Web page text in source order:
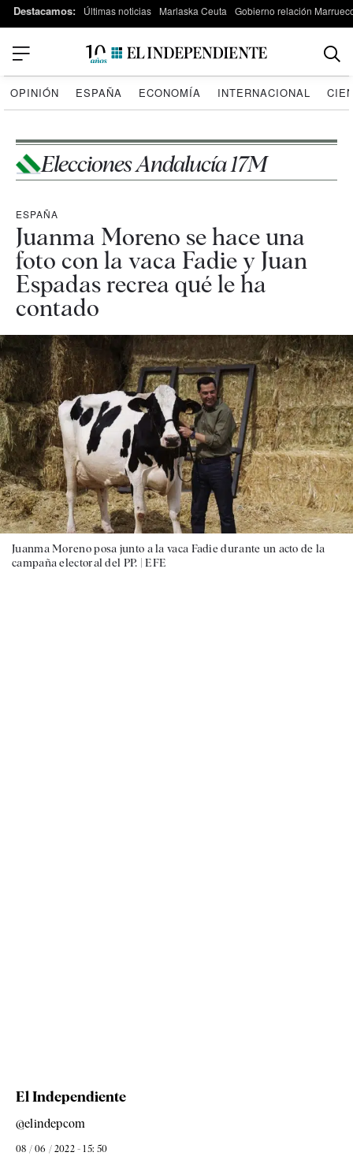
Destacamos: Últimas noticias Marlaska Ceuta Gobierno relación
OPINIÓN ESPAÑA ECONOMÍA INTERNACIONAL
Elecciones Andalucía 17M
ESPAÑA
Juanma Moreno se hace una
foto con la vaca Fadie y Juan
Espadas recrea qué le ha
contado
Juanma Moreno posa junto a la vaca Fadie durante un acto de la
campaña electoral del PP. |EFE
El Independiente
@elindepcom
08 / 06 / 2022 - 15: 50